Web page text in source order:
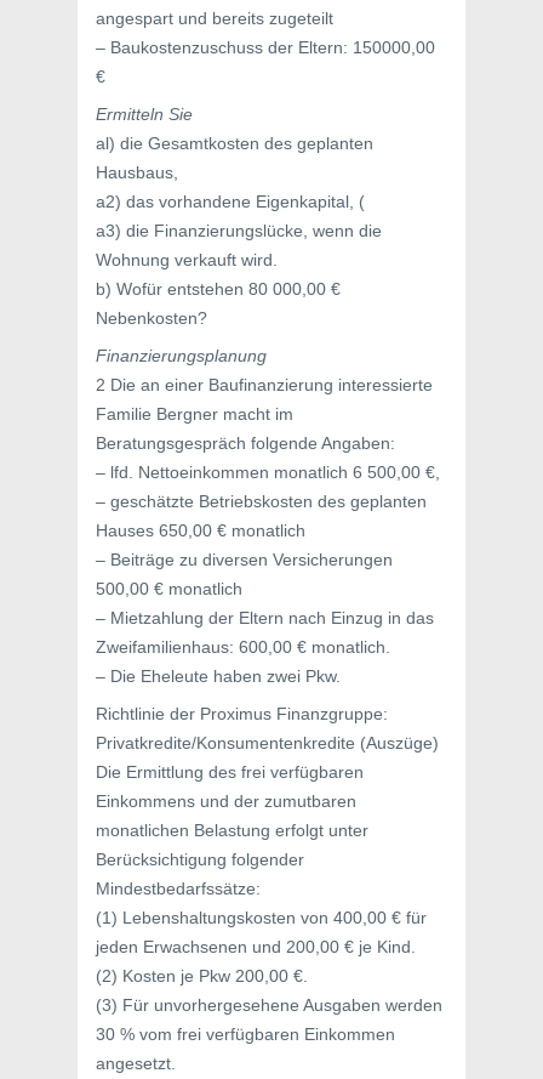
angespart und bereits zugeteilt
– Baukostenzuschuss der Eltern: 150000,00
€
Ermitteln Sie
al) die Gesamtkosten des geplanten
Hausbaus,
a2) das vorhandene Eigenkapital, (
a3) die Finanzierungslücke, wenn die
Wohnung verkauft wird.
b) Wofür entstehen 80 000,00 €
Nebenkosten?
Finanzierungsplanung
2 Die an einer Baufinanzierung interessierte
Familie Bergner macht im
Beratungsgespräch folgende Angaben:
– lfd. Nettoeinkommen monatlich 6 500,00 €,
– geschätzte Betriebskosten des geplanten
Hauses 650,00 € monatlich
– Beiträge zu diversen Versicherungen
500,00 € monatlich
– Mietzahlung der Eltern nach Einzug in das
Zweifamilienhaus: 600,00 € monatlich.
– Die Eheleute haben zwei Pkw.
Richtlinie der Proximus Finanzgruppe:
Privatkredite/Konsumentenkredite (Auszüge)
Die Ermittlung des frei verfügbaren
Einkommens und der zumutbaren
monatlichen Belastung erfolgt unter
Berücksichtigung folgender
Mindestbedarfssätze:
(1) Lebenshaltungskosten von 400,00 € für
jeden Erwachsenen und 200,00 € je Kind.
(2) Kosten je Pkw 200,00 €.
(3) Für unvorhergesehene Ausgaben werden
30 % vom frei verfügbaren Einkommen
angesetzt.